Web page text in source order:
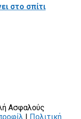
στο σπίτι
Ασφαλούς
| Πολιτική